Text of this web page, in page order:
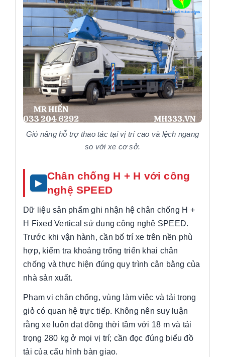
Giỏ nâng hỗ trợ thao tác tại vị trí cao và lệch ngang
so với xe cơ sở.
Chân chống H + H với công
nghệ SPEED
Dữ liệu sản phẩm ghi nhận hệ chân chống H +
H Fixed Vertical sử dụng công nghệ SPEED.
Trước khi vận hành, cần bố trí xe trên nền phù
hợp, kiểm tra khoảng trống triển khai chân
chống và thực hiện đúng quy trình cân bằng của
nhà sản xuất.
Phạm vi chân chống, vùng làm việc và tải trọng
giỏ có quan hệ trực tiếp. Không nên suy luận
rằng xe luôn đạt đồng thời tầm với 18 m và tải
trọng 280 kg ở mọi vị trí; cần đọc đúng biểu đồ
tải của cấu hình bàn giao.